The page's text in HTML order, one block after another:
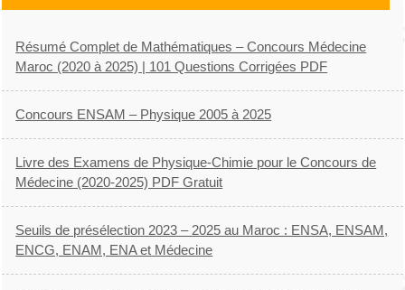
Résumé Complet de Mathématiques – Concours Médecine
Maroc (2020 à 2025) | 101 Questions Corrigées PDF
Concours ENSAM – Physique 2005 à 2025
Livre des Examens de Physique-Chimie pour le Concours de
Médecine (2020-2025) PDF Gratuit
Seuils de présélection 2023 – 2025 au Maroc : ENSA, ENSAM,
ENCG, ENAM, ENA et Médecine